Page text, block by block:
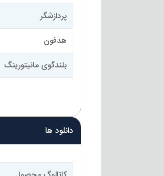
پردازشگر
هدفون
بلندگوی مانیتورینگ
دانلود ها